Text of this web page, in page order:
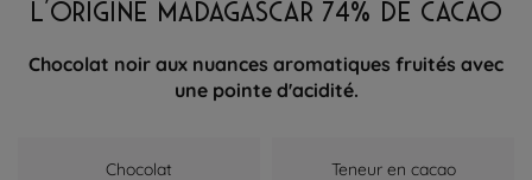
L'ORIGINE MADAGASCAR 74% DE CACAO
Chocolat noir aux nuances aromatiques fruités avec
une pointe d'acidité.
Chocolat Teneur en cacao